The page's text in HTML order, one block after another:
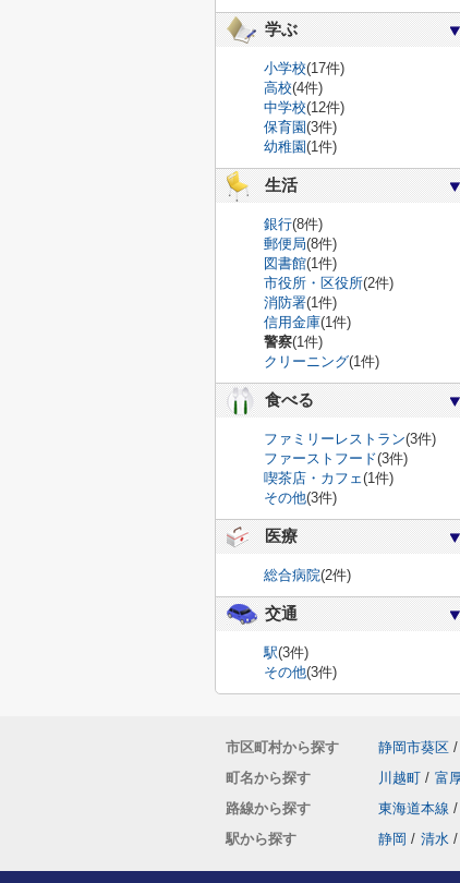
学ぶ
小学校(17件)
高校(4件)
中学校(12件)
保育園(3件)
幼稚園(1件)
生活
銀行(8件)
郵便局(8件)
図書館(1件)
市役所・区役所(2件)
消防署(1件)
信用金庫(1件)
警察(1件)
クリーニング(1件)
食べる
ファミリーレストラン(3件)
ファーストフード(3件)
喫茶店・カフェ(1件)
その他(3件)
医療
総合病院(2件)
交通
駅(3件)
その他(3件)
市区町村から探す 静岡市葵区 /
町名から探す
川越町 / 富
路線から探す
東海道本線 /
駅から探す
静岡 / 清水 /